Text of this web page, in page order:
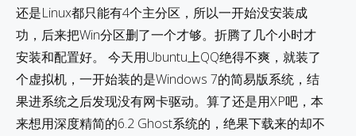
还是Linux都只能有4个主分区，所以一开始没安装成
功，后来把Win分区删了一个才够。折腾了几个小时才
安装和配置好。 今天用Ubuntu上QQ绝得不爽，就装了
个虚拟机，一开始装的是Windows 7的简易版系统，结
果进系统之后发现没有网卡驱动。算了还是用XP吧，本
来想用深度精简的6.2 Ghost系统的，绝果下载来的却不